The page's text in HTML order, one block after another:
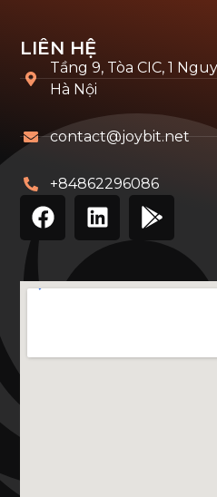
LIÊN HỆ
Tầng 9, Tòa CIC, 1
Hà Nội
contact@joybit.net
+84862296086